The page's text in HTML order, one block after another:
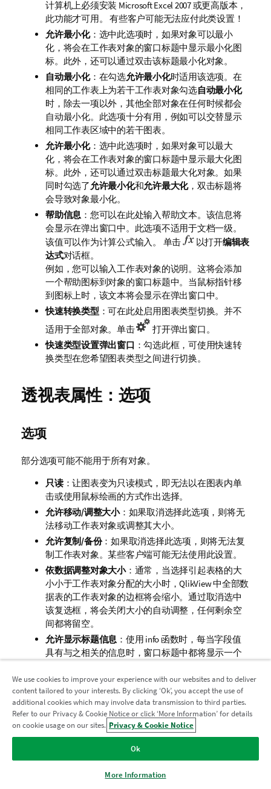
计算机上必须安装 Microsoft Excel 2007 或更高版本，
此功能才可用。 有些客户可能无法应付此类设置！
允许最小化：选中此选项时，如果对象可以最小
化，将会在工作表对象的窗口标题中显示最小化图
标。此外，还可以通过双击该标题最小化对象。
自动最小化：在勾选允许最小化时适用该选项。在
相同的工作表上为若干工作表对象勾选自动最小化
时，除去一项以外，其他全部对象在任何时候都会
自动最小化。此选项十分有用，例如可以交替显示
相同工作表区域中的若干图表。
允许最小化：选中此选项时，如果对象可以最大
化，将会在工作表对象的窗口标题中显示最大化图
标。此外，还可以通过双击标题最大化对象。如果
同时勾选了 允许最小化和允许最大化，双击标题将
会导致对象最小化。
帮助信息 ：您可以在此处输入帮助文本。该信息将
会显示在弹出窗口中。此选项不适用于文档一级。
该值可以作为计算公式输入。 单击
以打开编辑表
达式对话框。
例如，您可以输入工作表对象的说明。这将会添加
一个帮助图标到对象的窗口标题中。当鼠标指针移
到图标上时，该文本将会显示在弹出窗口中。
快速转换类型 ：可在此处启用图表类型切换。并不
适用于全部对象。单击
打开弹出窗口。
快速类型设置弹出窗口 ：勾选此框，可使用快速转
换类型在您希望图表类型之间进行切换。
透视表属性：选项
选项
部分选项可能不能用于所有对象。
只读：让图表变为只读模式，即无法以在图表内单
击或使用鼠标绘画的方式作出选择。
允许移动/调整大小：如果取消选择此选项，则将无
法移动工作表对象或调整其大小。
允许复制/备份：如果取消选择此选项，则将无法复
制工作表对象。某些客户端可能无法使用此设置。
依数据调整对象大小：通常，当选择引起表格的大
小小于工作表对象分配的大小时，QlikView 中全部数
据表的工作表对象的边框将会缩小。通过取消选中
该复选框，将会关闭大小的自动调整，任何剩余空
间都将留空。
允许显示标题信息 ：使用 info 函数时，每当字段值
具有与之相关的信息时，窗口标题中都将显示一个
以取消勾选此选项。仅适用于列表框、统计框、多
选框和输入框。
保留滚动条的位置：当勾选此复选框和用户偏好，
对象对话框中相应的选项时，在表格对象中进行选
择时 QlikView 将保留垂直滚动条的位置。
：工作表对象的显示或隐藏将取决于
条件表达式。系统将视条件（例如选择情况等）对
条件表达式进行持续评估。仅当条件返回
加入分析现代化计划
使用分析现代化计划实现现代化，同时不损害您宝贵的
QlikView 应用程序。
We use cookies to improve your experience with our websites and to deliver
content tailored to your interests. By clicking ‘Ok’, you accept the use of
additional cookies which may involve data transmission to third parties.
Refer to our Privacy & Cookie Notice or click ‘More Information’ for details
on cookie usage on our sites. Privacy & Cookie Notice
Ok
More Information